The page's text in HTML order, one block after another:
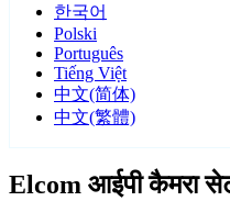
한국어
Polski
Português
Tiếng Việt
中文(简体)
中文(繁體)
Elcom आईपी कैमरा